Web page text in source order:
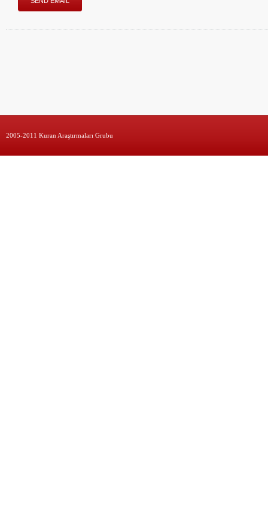
2005-2011 Kuran Araştırmaları Grubu